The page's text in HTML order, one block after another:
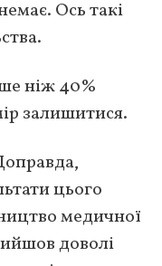
Ось такі
ніж 40%
залишитися.
цього
медичної
доволі